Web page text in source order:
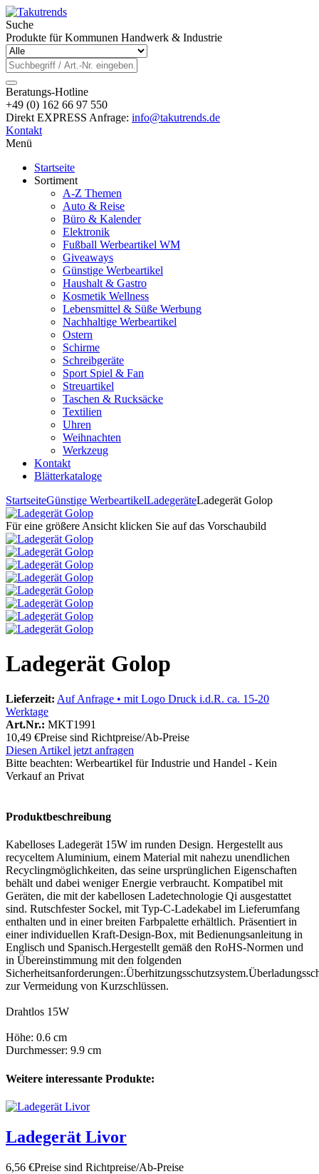
Suche
Produkte für Kommunen Handwerk & Industrie
Beratungs-Hotline
+49 (0) 162 66 97 550
Direkt EXPRESS Anfrage: info@takutrends.de
Kontakt
Menü
Startseite
Sortiment
A-Z Themen
Auto & Reise
Büro & Kalender
Elektronik
Fußball Werbeartikel WM
Giveaways
Günstige Werbeartikel
Haushalt & Gastro
Kosmetik Wellness
Lebensmittel & Süße Werbung
Nachhaltige Werbeartikel
Ostern
Schirme
Schreibgeräte
Sport Spiel & Fan
Streuartikel
Taschen & Rucksäcke
Textilien
Uhren
Weihnachten
Werkzeug
Kontakt
Blätterkataloge
StartseiteGünstige WerbeartikelLadegeräteLadegerät Golop
Für eine größere Ansicht klicken Sie auf das Vorschaubild
Ladegerät Golop
Lieferzeit: Auf Anfrage • mit Logo Druck i.d.R. ca. 15-20
Werktage
Art.Nr.: MKT1991
10,49 €Preise sind Richtpreise/Ab-Preise
Diesen Artikel jetzt anfragen
Bitte beachten: Werbeartikel für Industrie und Handel - Kein
Verkauf an Privat
Produktbeschreibung
Kabelloses Ladegerät 15W im runden Design. Hergestellt aus
recyceltem Aluminium, einem Material mit nahezu unendlichen
Recyclingmöglichkeiten, das seine ursprünglichen Eigenschaften
behält und dabei weniger Energie verbraucht. Kompatibel mit
Geräten, die mit der kabellosen Ladetechnologie Qi ausgestattet
sind. Rutschfester Sockel, mit Typ-C-Ladekabel im Lieferumfang
enthalten und in einer breiten Farbpalette erhältlich. Präsentiert in
einer individuellen Kraft-Design-Box, mit Bedienungsanleitung in
Englisch und Spanisch.Hergestellt gemäß den RoHS-Normen und
in Übereinstimmung mit den folgenden
zur Vermeidung von Kurzschlüssen.
Drahtlos 15W
Höhe: 0.6 cm
Durchmesser: 9.9 cm
Weitere interessante Produkte:
Ladegerät Livor
6,56 €Preise sind Richtpreise/Ab-Preise